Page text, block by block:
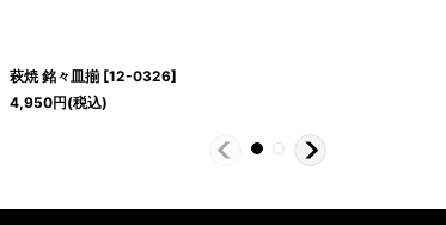
萩焼 銘々皿揃 [12-0326]
4,950円(税込)